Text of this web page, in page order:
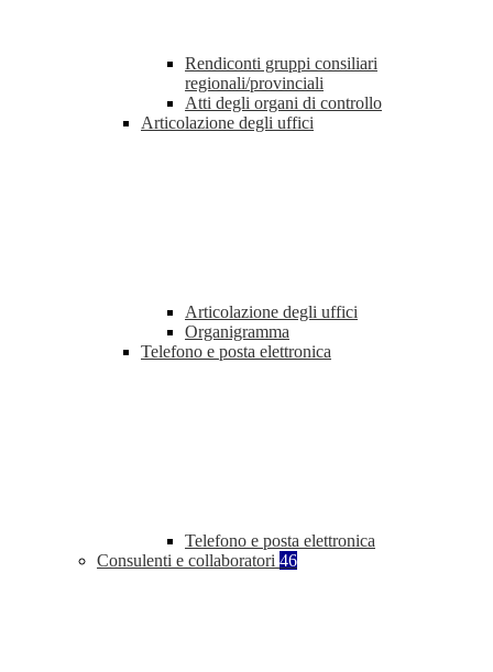
Rendiconti gruppi consiliari
regionali/provinciali
Atti degli organi di controllo
Articolazione degli uffici
Articolazione degli uffici
Organigramma
Telefono e posta elettronica
Telefono e posta elettronica
Consulenti e collaboratori 46